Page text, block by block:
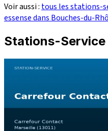
Voir aussi : tous les stations-
essense dans Bouches-du-
Stations-